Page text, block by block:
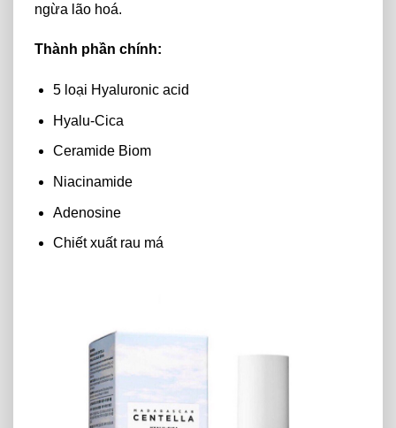
ngừa lão hoá.
Thành phần chính:
5 loại Hyaluronic acid
Hyalu-Cica
Ceramide Biom
Niacinamide
Adenosine
Chiết xuất rau má